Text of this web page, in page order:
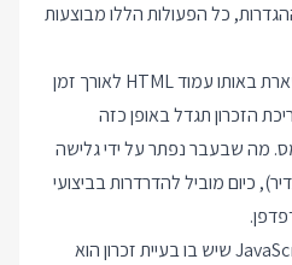
כל הפעולות הללו מבוצעות
מאחר ואפליקציית צד-לקוח נשארת באותו עמוד HTML לאורך זמן
הזכרון תגדל באופן כזה
מה שבעבר נפתר על ידי גלישה
כיום מוביל להדרדרות בביצועי
אז מהי בעיית זכרון ? יישום JavaScript שיש בו בעיית זכרון הוא